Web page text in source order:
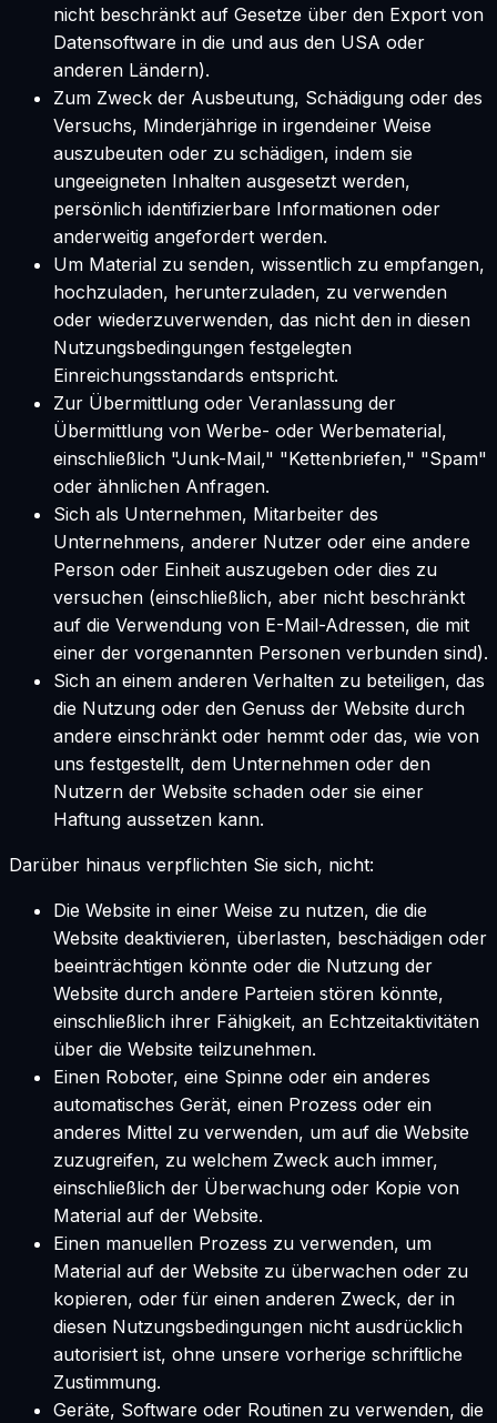
nicht beschränkt auf Gesetze über den Export von
Datensoftware in die und aus den USA oder
anderen Ländern).
Zum Zweck der Ausbeutung, Schädigung oder des
Versuchs, Minderjährige in irgendeiner Weise
auszubeuten oder zu schädigen, indem sie
ungeeigneten Inhalten ausgesetzt werden,
persönlich identifizierbare Informationen oder
anderweitig angefordert werden.
Um Material zu senden, wissentlich zu empfangen,
hochzuladen, herunterzuladen, zu verwenden
oder wiederzuverwenden, das nicht den in diesen
Nutzungsbedingungen festgelegten
Einreichungsstandards entspricht.
Zur Übermittlung oder Veranlassung der
Übermittlung von Werbe- oder Werbematerial,
einschließlich "Junk-Mail," "Kettenbriefen," "Spam"
oder ähnlichen Anfragen.
Sich als Unternehmen, Mitarbeiter des
Unternehmens, anderer Nutzer oder eine andere
Person oder Einheit auszugeben oder dies zu
versuchen (einschließlich, aber nicht beschränkt
auf die Verwendung von E-Mail-Adressen, die mit
einer der vorgenannten Personen verbunden sind).
Sich an einem anderen Verhalten zu beteiligen, das
die Nutzung oder den Genuss der Website durch
andere einschränkt oder hemmt oder das, wie von
uns festgestellt, dem Unternehmen oder den
Nutzern der Website schaden oder sie einer
Haftung aussetzen kann.
Darüber hinaus verpflichten Sie sich, nicht:
Die Website in einer Weise zu nutzen, die die
Website deaktivieren, überlasten, beschädigen oder
beeinträchtigen könnte oder die Nutzung der
Website durch andere Parteien stören könnte,
einschließlich ihrer Fähigkeit, an Echtzeitaktivitäten
über die Website teilzunehmen.
Einen Roboter, eine Spinne oder ein anderes
automatisches Gerät, einen Prozess oder ein
anderes Mittel zu verwenden, um auf die Website
zuzugreifen, zu welchem Zweck auch immer,
einschließlich der Überwachung oder Kopie von
Material auf der Website.
Einen manuellen Prozess zu verwenden, um
Material auf der Website zu überwachen oder zu
kopieren, oder für einen anderen Zweck, der in
diesen Nutzungsbedingungen nicht ausdrücklich
autorisiert ist, ohne unsere vorherige schriftliche
Zustimmung.
Geräte, Software oder Routinen zu verwenden, die